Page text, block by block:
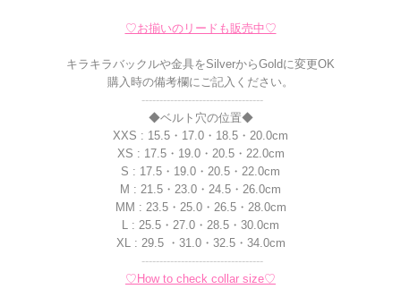
♡お揃いのリードも販売中♡
キラキラバックルや金具をSilverからGoldに変更OK
購入時の備考欄にご記入ください。
----------------------------------
◆ベルト穴の位置◆
XXS : 15.5・17.0・18.5・20.0cm
XS : 17.5・19.0・20.5・22.0cm
S : 17.5・19.0・20.5・22.0cm
M : 21.5・23.0・24.5・26.0cm
MM : 23.5・25.0・26.5・28.0cm
L : 25.5・27.0・28.5・30.0cm
XL : 29.5 ・31.0・32.5・34.0cm
----------------------------------
♡How to check collar size♡